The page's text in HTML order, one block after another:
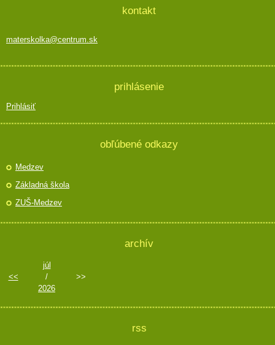
kontakt
materskolka@centrum.sk
prihlásenie
Prihlásiť
obľúbené odkazy
Medzev
Základná škola
ZUŠ-Medzev
archív
<<
júl
/
2026
>>
rss